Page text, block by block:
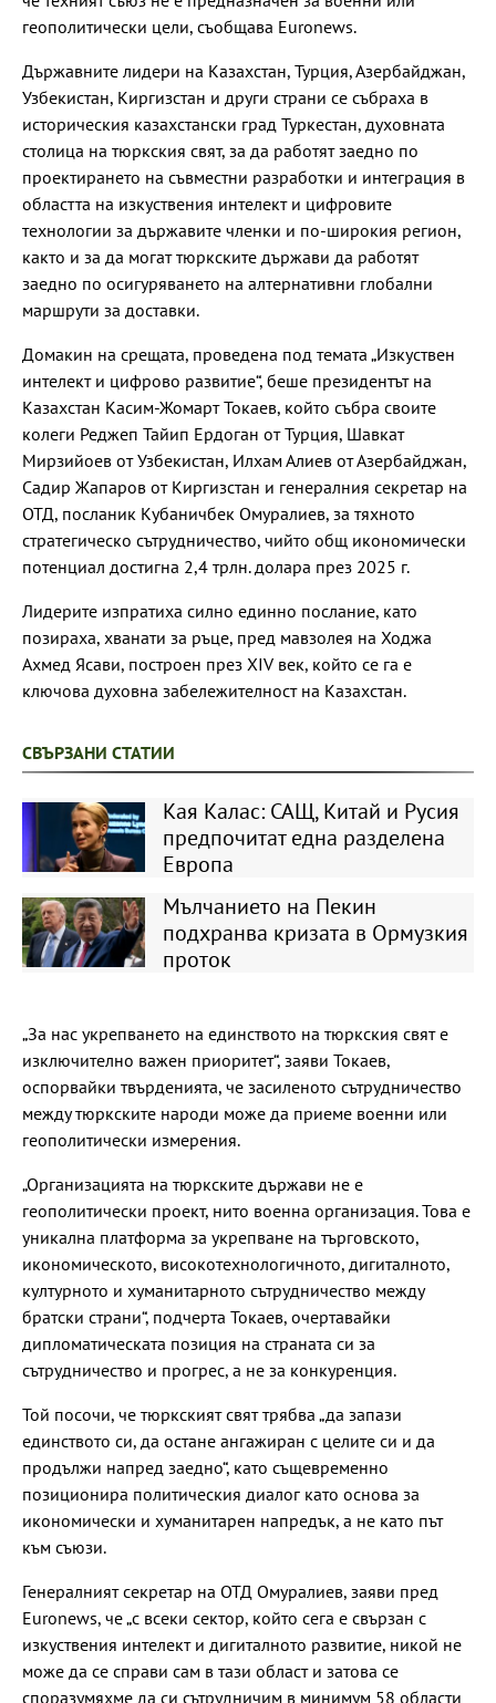
геополитически цели, съобщава Euronews.
Държавните лидери на Казахстан, Турция, Азербайджан,
Узбекистан, Киргизстан и други страни се събраха в
историческия казахстански град Туркестан, духовната
столица на тюркския свят, за да работят заедно по
проектирането на съвместни разработки и интеграция в
областта на изкуствения интелект и цифровите
технологии за държавите членки и по-широкия регион,
както и за да могат тюркските държави да работят
заедно по осигуряването на алтернативни глобални
маршрути за доставки.
Домакин на срещата, проведена под темата „Изкуствен
интелект и цифрово развитие“, беше президентът на
Казахстан Касим-Жомарт Токаев, който събра своите
колеги Реджеп Тайип Ердоган от Турция, Шавкат
Мирзийоев от Узбекистан, Илхам Алиев от Азербайджан,
Садир Жапаров от Киргизстан и генералния секретар на
ОТД, посланик Кубаничбек Омуралиев, за тяхното
стратегическо сътрудничество, чийто общ икономически
потенциал достигна 2,4 трлн. долара през 2025 г.
Лидерите изпратиха силно единно послание, като
позираха, хванати за ръце, пред мавзолея на Ходжа
Ахмед Ясави, построен през XIV век, който се га е
ключова духовна забележителност на Казахстан.
СВЪРЗАНИ СТАТИИ
Кая Калас: САЩ, Китай и Русия
предпочитат една разделена
Европа
Мълчанието на Пекин
подхранва кризата в Ормузкия
проток
„За нас укрепването на единството на тюркския свят е
изключително важен приоритет“, заяви Токаев,
оспорвайки твърденията, че засиленото сътрудничество
между тюркските народи може да приеме военни или
геополитически измерения.
„Организацията на тюркските държави не е
геополитически проект, нито военна организация. Това е
уникална платформа за укрепване на търговското,
икономическото, високотехнологичното, дигиталното,
културното и хуманитарното сътрудничество между
братски страни“, подчерта Токаев, очертавайки
дипломатическата позиция на страната си за
сътрудничество и прогрес, а не за конкуренция.
Той посочи, че тюркският свят трябва „да запази
единството си, да остане ангажиран с целите си и да
продължи напред заедно“, като същевременно
позиционира политическия диалог като основа за
икономически и хуманитарен напредък, а не като път
към съюзи.
Генералният секретар на ОТД Омуралиев, заяви пред
Euronews, че „с всеки сектор, който сега е свързан с
изкуствения интелект и дигиталното развитие, никой не
може да се справи сам в тази област и затова се
споразумяхме да си сътрудничим в минимум 58 области